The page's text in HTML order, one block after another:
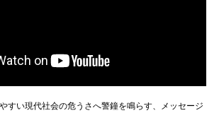
すい現代社会の危うさへ警鐘を鳴らす、メッセージ